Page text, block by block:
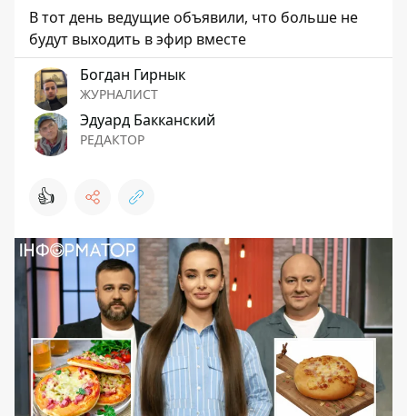
В тот день ведущие объявили, что больше не
будут выходить в эфир вместе
Богдан Гирнык
ЖУРНАЛИСТ
Эдуард Бакканский
РЕДАКТОР
👍